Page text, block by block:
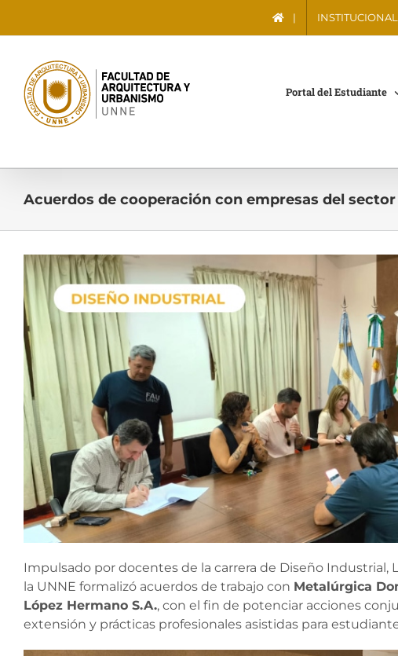
| INSTITUCIONAL
Portal del Estudiante
Acuerdos de cooperación con empresas del
Ver
imagen
más
grande
Impulsado por docentes de la carrera de Diseño
la UNNE formalizó acuerdos de trabajo con Metalúrgica
López Hermano S.A., con el fin de potenciar acciones
extensión y prácticas profesionales asistidas para